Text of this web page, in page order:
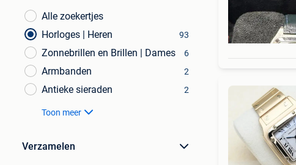
Alle zoekertjes
Horloges | Heren
93
Zonnebrillen en Brillen | Dames 6
Armbanden 2
Antieke sieraden 2
Toon meer
Verzamelen